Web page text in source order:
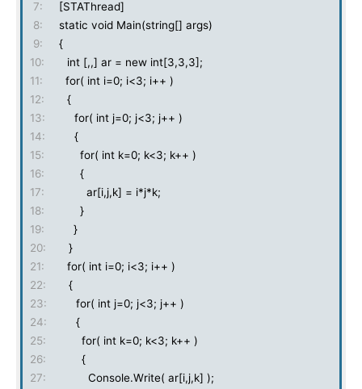
7:
[STAThread]
8:
static void Main(string[] args)
9:
{
10:
int [,,] ar = new int[3,3,3];
11:
for( int i=0; i<3; i++ )
12:
{
13:
for( int j=0; j<3; j++ )
14:
{
15:
for( int k=0; k<3; k++ )
16:
{
17:
ar[i,j,k] = i*j*k;
18:
}
19:
}
20:
}
21:
for( int i=0; i<3; i++ )
22:
{
23:
for( int j=0; j<3; j++ )
24:
{
25:
for( int k=0; k<3; k++ )
26:
{
27:
Console.Write( ar[i,j,k] );